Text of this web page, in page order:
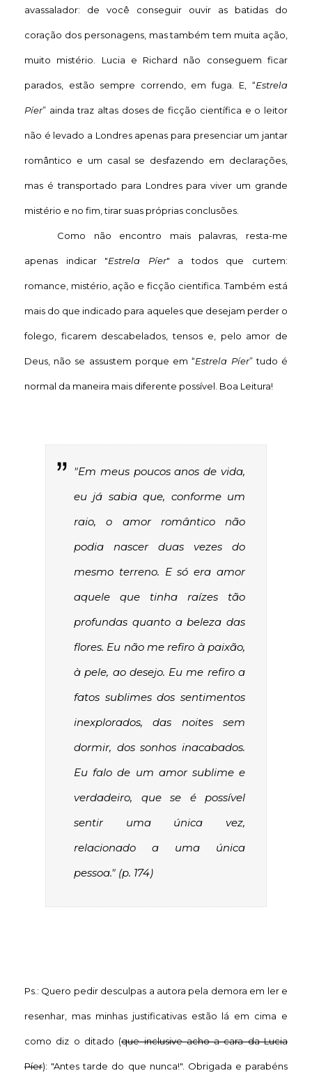
avassalador: de você conseguir ouvir as batidas do
coração dos personagens, mas também tem muita ação,
muito mistério. Lucia e Richard não conseguem ficar
parados, estão sempre correndo, em fuga. E, “Estrela
Píer” ainda traz altas doses de ficção científica e o leitor
não é levado a Londres apenas para presenciar um jantar
romântico e um casal se desfazendo em declarações,
mas é transportado para Londres para viver um grande
mistério e no fim, tirar suas próprias conclusões.
Como não encontro mais palavras, resta-me
apenas indicar "Estrela Píer" a todos que curtem:
romance, mistério, ação e ficção cientifica. Também está
mais do que indicado para aqueles que desejam perder o
folego, ficarem descabelados, tensos e, pelo amor de
Deus, não se assustem porque em “Estrela Píer” tudo é
normal da maneira mais diferente possível. Boa Leitura!
"Em meus poucos anos de vida,
eu já sabia que, conforme um
raio, o amor romântico não
podia nascer duas vezes do
mesmo terreno. E só era amor
aquele que tinha raízes tão
profundas quanto a beleza das
flores. Eu não me refiro à paixão,
à pele, ao desejo. Eu me refiro a
fatos sublimes dos sentimentos
inexplorados, das noites sem
dormir, dos sonhos inacabados.
Eu falo de um amor sublime e
verdadeiro, que se é possível
sentir uma única vez,
relacionado a uma única
pessoa." (p. 174)
Ps.: Quero pedir desculpas a autora pela demora em ler e
resenhar, mas minhas justificativas estão lá em cima e
como diz o ditado (que inclusive acho a cara da Lucia
Píer): "Antes tarde do que nunca!". Obrigada e parabéns